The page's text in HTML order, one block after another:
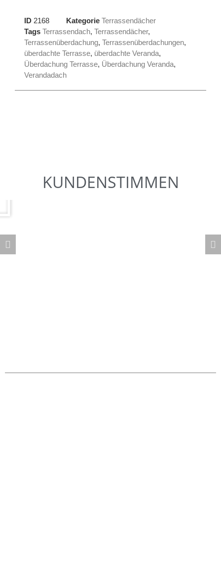
ID 2168 Kategorie Terrassendächer
Tags Terrassendach, Terrassendächer,
Terrassenüberdachung, Terrassenüberdachungen,
überdachte Terrasse, überdachte Veranda,
Überdachung Terrasse, Überdachung Veranda,
Verandadach
KUNDENSTIMMEN